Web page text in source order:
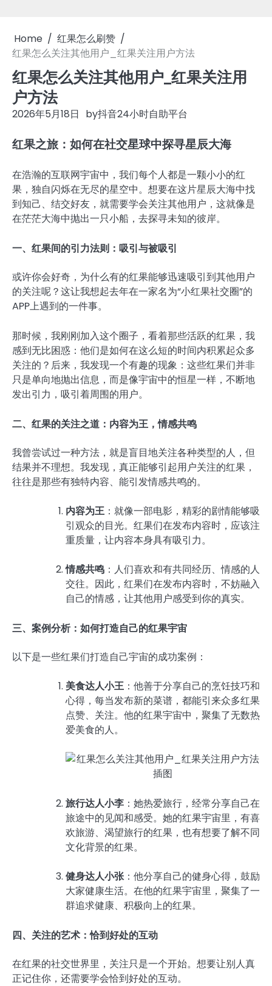
Home
红果怎么刷赞
红果怎么关注其他用户_红果关注用户方法
红果怎么关注其他用户_红果关注用
户方法
2026年5月18日 by抖音24小时自助平台
红果之旅：如何在社交星球中探寻星辰大海
在浩瀚的互联网宇宙中，我们每个人都是一颗小小的红
果，独自闪烁在无尽的星空中。想要在这片星辰大海中找
到知己、结交好友，就需要学会关注其他用户，这就像是
在茫茫大海中抛出一只小船，去探寻未知的彼岸。
一、红果间的引力法则：吸引与被吸引
或许你会好奇，为什么有的红果能够迅速吸引到其他用户
的关注呢？这让我想起去年在一家名为“小红果社交圈”的
APP上遇到的一件事。
那时候，我刚刚加入这个圈子，看着那些活跃的红果，我
感到无比困惑：他们是如何在这么短的时间内积累起众多
关注的？后来，我发现一个有趣的现象：这些红果们并非
只是单向地抛出信息，而是像宇宙中的恒星一样，不断地
发出引力，吸引着周围的用户。
二、红果的关注之道：内容为王，情感共鸣
我曾尝试过一种方法，就是盲目地关注各种类型的人，但
结果并不理想。我发现，真正能够引起用户关注的红果，
往往是那些有独特内容、能引发情感共鸣的。
内容为王 ：就像一部电影，精彩的剧情能够吸
引观众的目光。红果们在发布内容时，应该注
重质量，让内容本身具有吸引力。
情感共鸣 ：人们喜欢和有共同经历、情感的人
交往。因此，红果们在发布内容时，不妨融入
自己的情感，让其他用户感受到你的真实。
三、案例分析：如何打造自己的红果宇宙
以下是一些红果们打造自己宇宙的成功案例：
美食达人小王 ：他善于分享自己的烹饪技巧和
心得，每当发布新的菜谱，都能引来众多红果
点赞、关注。他的红果宇宙中，聚集了无数热
爱美食的人。
旅行达人小李 ：她热爱旅行，经常分享自己在
旅途中的见闻和感受。她的红果宇宙里，有喜
欢旅游、渴望旅行的红果，也有想要了解不同
文化背景的红果。
健身达人小张：他分享自己的健身心得，鼓励
大家健康生活。在他的红果宇宙里，聚集了一
群追求健康、积极向上的红果。
四、关注的艺术：恰到好处的互动
在红果的社交世界里，关注只是一个开始。想要让别人真
正记住你，还需要学会恰到好处的互动。